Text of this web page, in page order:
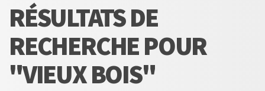
RÉSULTATS DE
RECHERCHE POUR
"VIEUX BOIS"